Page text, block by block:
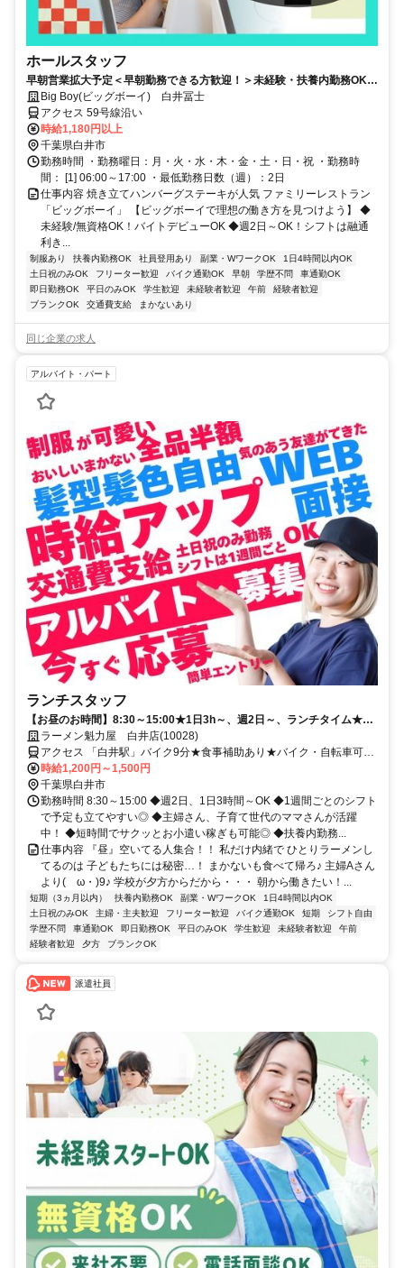
ホールスタッフ
早朝営業拡大予定＜早朝勤務できる方歓迎！＞未経験・扶養内勤務OK！
ホールスタッフ募集◎家庭の事情でのお休み考慮◎シフト申告は柔軟に
対応します！【土日祝勤務歓迎！】
Big Boy(ビッグボーイ) 白井冨士
アクセス 59号線沿い
時給1,180円以上
千葉県白井市
勤務時間 ・勤務曜日：月・火・水・木・金・土・日・祝 ・勤務時
間： [1] 06:00～17:00 ・最低勤務日数（週）：2日
仕事内容 焼き立てハンバーグステーキが人気 ファミリーレストラン
「ビッグボーイ」 【ビッグボーイで理想の働き方を見つけよう】 ◆
未経験/無資格OK！バイトデビューOK ◆週2日～OK！シフトは融通
利き...
制服あり 扶養内勤務OK 社員登用あり 副業・WワークOK
1日4時間以内OK
土日祝のみOK
フリーター歓迎 バイク通勤OK 早朝 学歴不問
車通勤OK
即日勤務OK
平日のみOK 学生歓迎 未経験者歓迎 午前
経験者歓迎
ブランクOK
交通費支給 まかないあり
同じ企業の求人
アルバイト・パート
ランチスタッフ
【お昼のお時間】8:30～15:00★1日3h～、週2日～、ランチタイム★扶
養内OK！
ラーメン魁力屋 白井店(10028)
アクセス 「白井駅」バイク9分★食事補助あり★バイク・自転車可★
交通費規定支給★履歴書不要★週2日～OK
時給1,200円～1,500円
千葉県白井市
勤務時間 8:30～15:00 ◆週2日、1日3時間～OK ◆1週間ごとのシフト
で予定も立てやすい◎ ◆主婦さん、子育て世代のママさんが活躍
中！ ◆短時間でサクッとお小遣い稼ぎも可能◎ ◆扶養内勤務...
仕事内容 『昼』空いてる人集合！！ 私だけ内緒で ひとりラーメンし
てるのは 子どもたちには秘密…！ まかないも食べて帰ろ♪ 主婦Aさん
より(ゝω・)9♪ 学校が夕方からだから・・・ 朝から働きたい！...
短期（3ヵ月以内） 扶養内勤務OK 副業・WワークOK
1日4時間以内OK
土日祝のみOK
主婦・主夫歓迎 フリーター歓迎 バイク通勤OK 短期
シフト自由
学歴不問
車通勤OK 即日勤務OK 平日のみOK 学生歓迎 未経験者歓迎
午前
経験者歓迎
夕方 ブランクOK
派遣社員